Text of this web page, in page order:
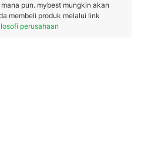
pun. mybest mungkin akan
membeli produk melalui link
perusahaan